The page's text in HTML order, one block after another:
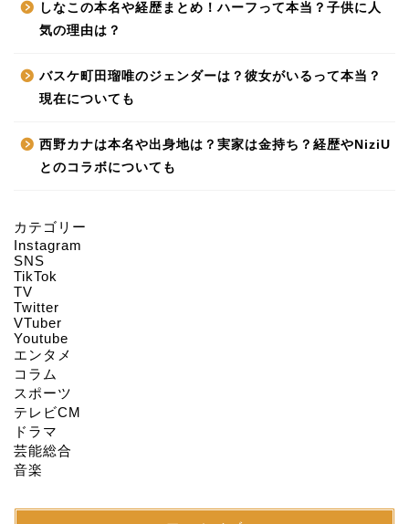
しなこの本名や経歴まとめ！ハーフって本当？子供に人
気の理由は？
バスケ町田瑠唯のジェンダーは？彼女がいるって本当？
現在についても
西野カナは本名や出身地は？実家は金持ち？経歴やNiziU
とのコラボについても
カテゴリー
Instagram
SNS
TikTok
TV
Twitter
VTuber
Youtube
エンタメ
コラム
スポーツ
テレビCM
ドラマ
芸能総合
音楽